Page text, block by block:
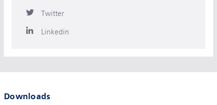
Twitter
Linkedin
Downloads